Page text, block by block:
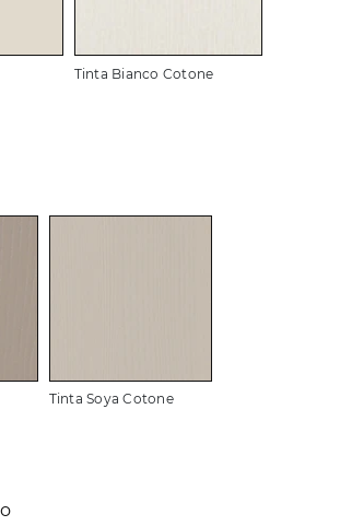
Tinta Bianco Cotone
Tinta Soya Cotone